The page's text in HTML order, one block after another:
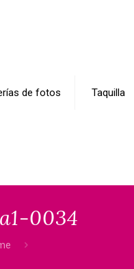
de fotos Taquilla
0034